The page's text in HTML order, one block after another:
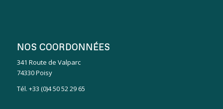
NOS COORDONNÉES
341 Route de Valparc
74330 Poisy
Tél. +33 (0)4 50 52 29 65